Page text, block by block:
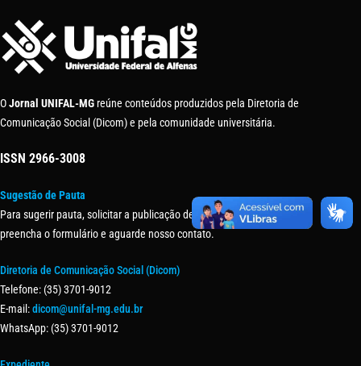
OJornal UNIFAL-MG reúne conteúdos produzidos pela Diretoria de
Comunicação Social (Dicom) e pela comunidade universitária.
ISSN 2966-3008
Sugestão de Pauta
Para sugerir pauta, solicitar a publicação de uma matéria ou evento,
preencha o formulário e aguarde nosso contato.
Diretoria de Comunicação Social (Dicom)
Telefone: (35) 3701-9012
E-mail:dicom@unifal-mg.edu.br
WhatsApp: (35) 3701-9012